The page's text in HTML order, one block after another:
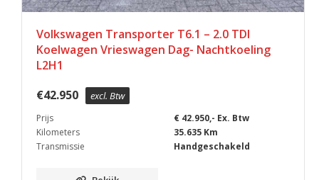
Volkswagen Transporter T6.1 – 2.0 TDI
Koelwagen Vrieswagen Dag- Nachtkoeling
L2H1
€42.950 excl. Btw
Prijs
€ 42.950,- Ex. Btw
Kilometers
35.635 Km
Transmissie
Handgeschakeld